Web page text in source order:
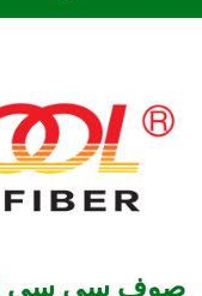
صوف سي سي